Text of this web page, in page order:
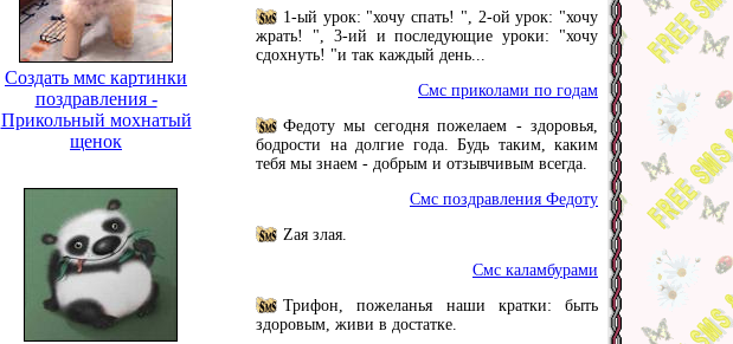
Создать ммс картинки
поздравления -
Прикольный мохнатый
щенок
1-ый урок: "хочу спать! ", 2-ой урок: "хочу
жрать! ", 3-ий и последующие уроки: "хочу
сдохнуть! "и так каждый день...
Смс приколами по годам
Федоту мы сегодня пожелаем - здоровья,
бодрости на долгие года. Будь таким, каким
тебя мы знаем - добрым и отзывчивым всегда.
Смс поздравления Федоту
Zая злая.
Смс каламбурами
Трифон, пожеланья наши кратки: быть
здоровым, живи в достатке.